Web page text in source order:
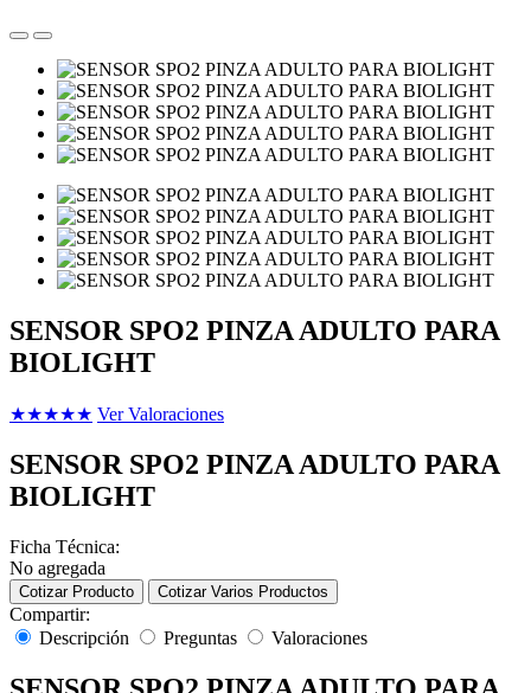
SENSOR SPO2 PINZA ADULTO PARA
BIOLIGHT
★★★★★ Ver Valoraciones
SENSOR SPO2 PINZA ADULTO PARA
BIOLIGHT
Ficha Técnica:
No agregada
Cotizar Producto Cotizar Varios Productos
Compartir:
Descripción
Preguntas Valoraciones